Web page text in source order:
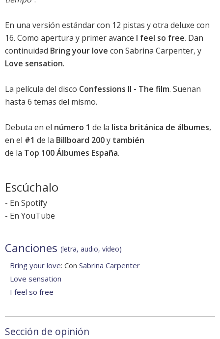
En una versión estándar con 12 pistas y otra deluxe con
16. Como apertura y primer avance I feel so free. Dan
continuidad Bring your love con Sabrina Carpenter, y
Love sensation.
La película del disco Confessions II - The film. Suenan
hasta 6 temas del mismo.
Debuta en el número 1 de la lista británica de álbumes,
en el #1 de la Billboard 200y también
de la Top 100 Álbumes España.
Escúchalo
- En Spotify
- En YouTube
Canciones (letra, audio, vídeo)
Bring your love: Con Sabrina Carpenter
Love sensation
I feel so free
Sección de opinión